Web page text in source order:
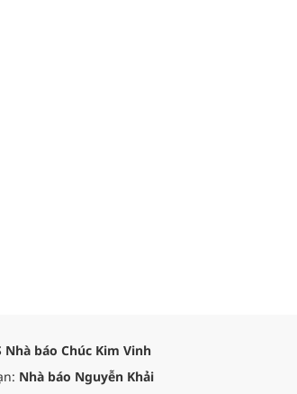
Nhà báo Chúc Kim Vinh
Nhà báo Nguyễn Khải